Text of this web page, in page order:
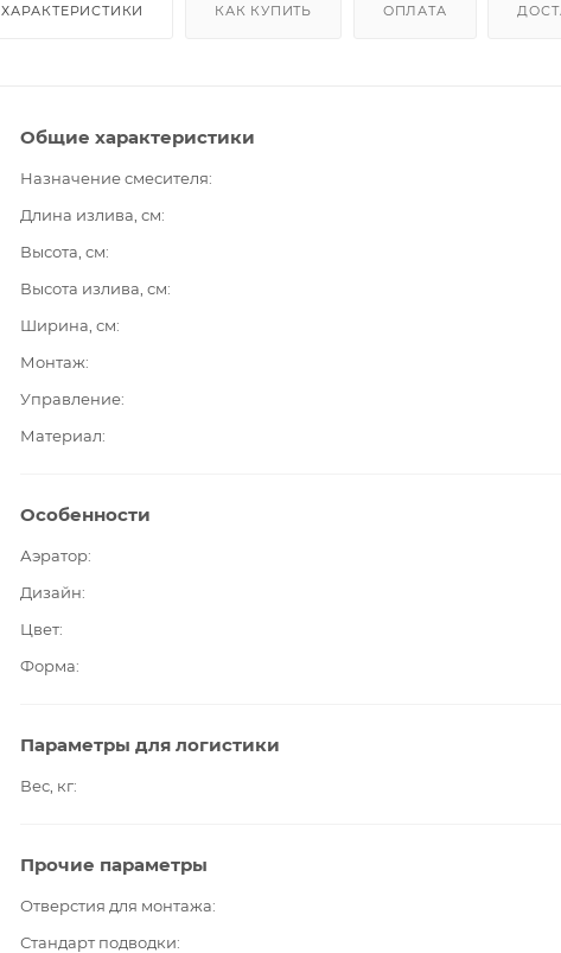
ХАРАКТЕРИСТИКИ КАК КУПИТЬ ОПЛАТА
Общие характеристики
Назначение смесителя
Длина излива, см
Высота, см
Высота излива, см
Ширина, см
Монтаж
Управление
Материал
Особенности
Аэратор
Дизайн
Цвет
Форма
Параметры для логистики
Вес, кг
Прочие параметры
Отверстия для монтажа
Стандарт подводки